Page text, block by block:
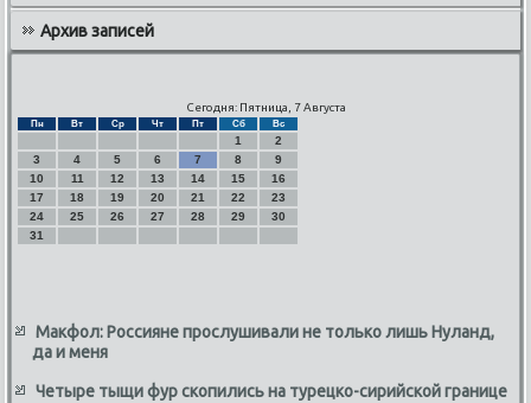
Архив записей
Сегодня: Пятница, 7 Августа
Пн Вт Ср Чт Пт Сб Вс
1
2
3
4 5 6 7 8
9
10
11 12 13 14 15
16
17
18 19 20 21 22
23
24
25 26 27 28 29
30
31
Макфол: Россияне прослушивали не только лишь Нуланд,
да и меня
Четыре тыщи фур скопились на турецко-сирийской границе